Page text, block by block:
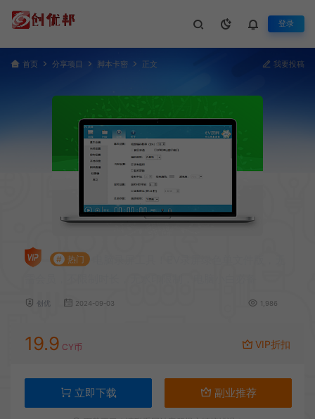
登录
首页 分享项目 脚本卡密 正文 我要投稿
# 热门
创优 2024-09-03 1,986
19.9 CY币 VIP折扣
立即下载 副业推荐